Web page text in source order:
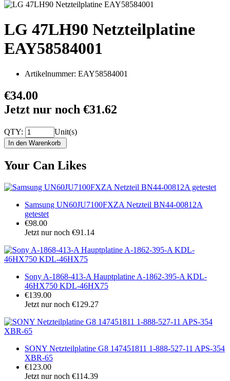
LG 47LH90 Netzteilplatine
EAY58584001
Artikelnummer: EAY58584001
€34.00
Jetzt nur noch €31.62
QTY: Unit(s)
Your Can Likes
Samsung UN60JU7100FXZA Netzteil BN44-00812A
getestet
€98.00
Jetzt nur noch €91.14
Sony A-1868-413-A Hauptplatine A-1862-395-A KDL-
46HX750 KDL-46HX75
€139.00
Jetzt nur noch €129.27
SONY Netzteilplatine G8 147451811 1-888-527-11 APS-354
XBR-65
€123.00
Jetzt nur noch €114.39